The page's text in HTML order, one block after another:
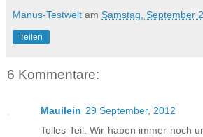
Manus-Testwelt am Samstag, September
Teilen
6 Kommentare:
Mauilein 29 September, 2012
Tolles Teil. Wir haben immer noch